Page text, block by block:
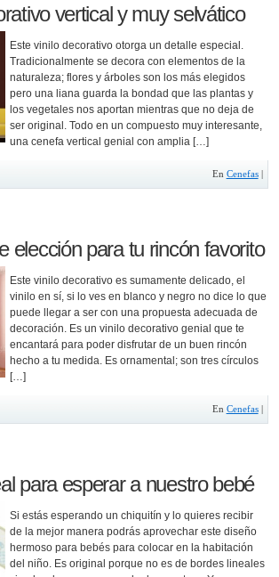
vertical y muy selvático
Este vinilo decorativo otorga un detalle especial.
Tradicionalmente se decora con elementos de la
naturaleza; flores y árboles son los más elegidos
pero una liana guarda la bondad que las plantas y
los vegetales nos aportan mientras que no deja de
ser original. Todo en un compuesto muy interesante,
una cenefa vertical genial con amplia […]
En Cenefas|
elección para tu rincón favorito
Este vinilo decorativo es sumamente delicado, el
vinilo en sí, si lo ves en blanco y negro no dice lo que
puede llegar a ser con una propuesta adecuada de
decoración. Es un vinilo decorativo genial que te
encantará para poder disfrutar de un buen rincón
hecho a tu medida. Es ornamental; son tres círculos
[…]
En Cenefas|
para esperar a nuestro bebé
Si estás esperando un chiquitín y lo quieres recibir
de la mejor manera podrás aprovechar este diseño
hermoso para bebés para colocar en la habitación
del niño. Es original porque no es de bordes lineales